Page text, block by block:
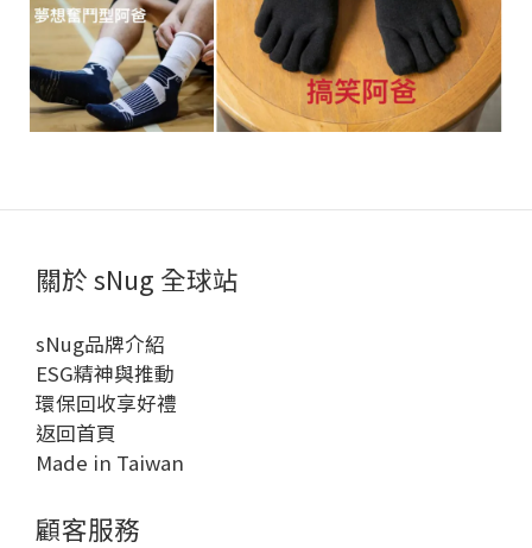
關於 sNug 全球站
sNug品牌介紹
ESG精神與推動
環保回收享好禮
返回首頁
Made in Taiwan
顧客服務